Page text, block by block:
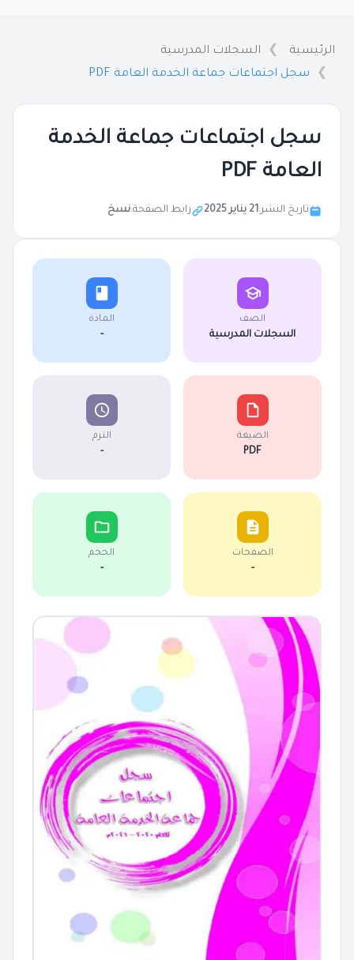
الرئيسية
السجلات المدرسية
سجل اجتماعات جماعة الخدمة العامة PDF
سجل اجتماعات جماعة الخدمة
العامة PDF
تاريخ النشر:21 يناير 2025 رابط الصفحة:نسخ
الصف
السجلات المدرسية
المادة
-
الصيغة
PDF
الترم
-
الصفحات
-
الحجم
-